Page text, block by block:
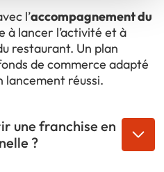
l’accompagnement du
à lancer l’activité et à
restaurant. Un plan
de commerce adapté
lancement réussi.
une franchise en
?